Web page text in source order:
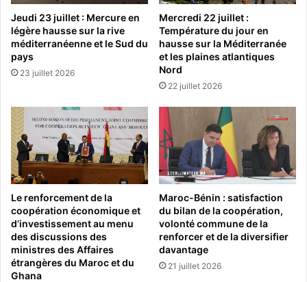
Jeudi 23 juillet : Mercure en
légère hausse sur la rive
méditerranéenne et le Sud du
pays
23 juillet 2026
Mercredi 22 juillet :
Température du jour en
hausse sur la Méditerranée
et les plaines atlantiques
Nord
22 juillet 2026
Le renforcement de la
coopération économique et
d’investissement au menu
des discussions des
ministres des Affaires
étrangères du Maroc et du
Ghana
Maroc-Bénin : satisfaction
du bilan de la coopération,
volonté commune de la
renforcer et de la diversifier
davantage
21 juillet 2026